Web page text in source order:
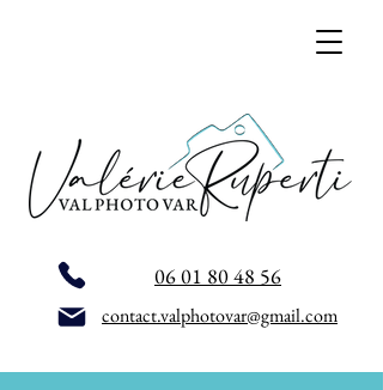
06 01 80 48 56
contact.valphotovar@gmail.com